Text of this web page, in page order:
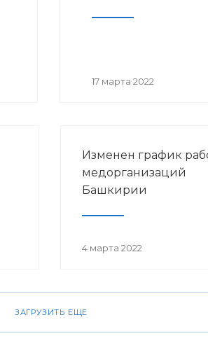
17 марта 2022
Изменен график
медорганизаций
Башкирии
4 марта 2022
ЗАГРУЗИТЬ ЕЩЕ